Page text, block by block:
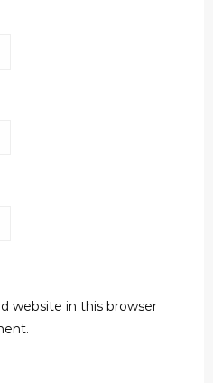
website in this browser